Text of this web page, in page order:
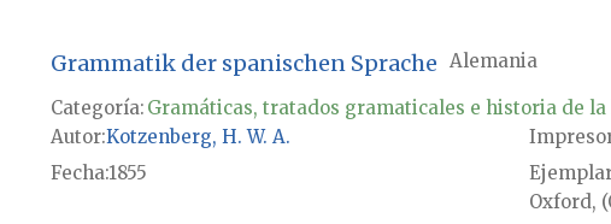
Grammatik der spanischen Sprache Alemania
Categoría: Gramáticas, tratados gramaticales e historia de la
Autor Kotzenberg, H. W. A.
Fecha1855
Oxford,